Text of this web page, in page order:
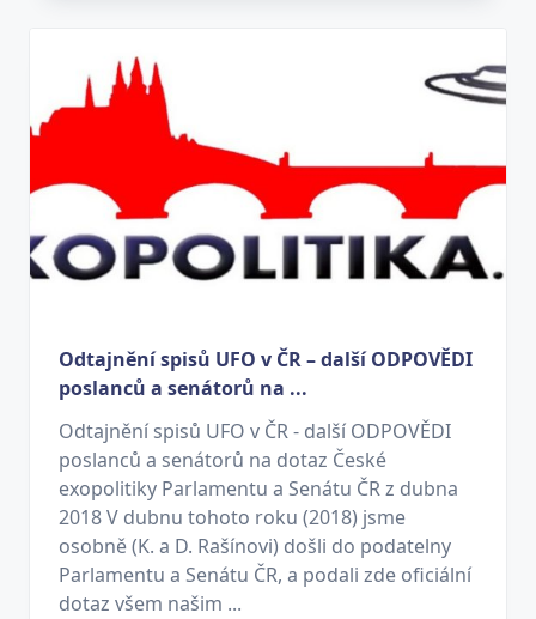
Odtajnění spisů UFO v ČR – další ODPOVĚDI
poslanců a senátorů na ...
Odtajnění spisů UFO v ČR - další ODPOVĚDI
poslanců a senátorů na dotaz České
exopolitiky Parlamentu a Senátu ČR z dubna
2018 V dubnu tohoto roku (2018) jsme
osobně (K. a D. Rašínovi) došli do podatelny
Parlamentu a Senátu ČR, a podali zde oficiální
dotaz všem našim ...